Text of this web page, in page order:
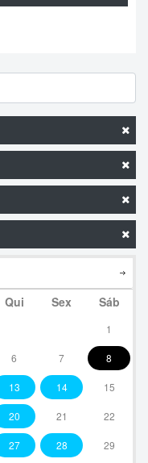
Qui Sex Sáb
1
6 7 8
13 14 15
20 21 22
27 28 29